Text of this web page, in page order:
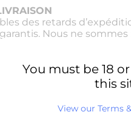
des retards
Nous ne
le traitement douanier
produits au
s’y limiter, toutes les
les graphiques, les avis
de ceux-ci, sont
You must be 18
this
View our Terms